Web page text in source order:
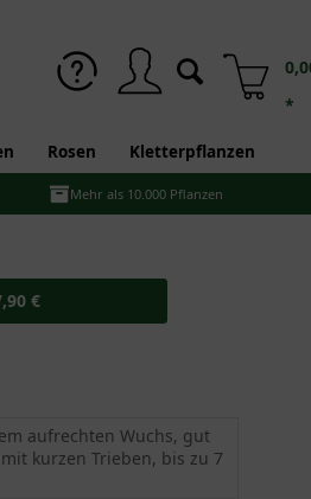
*
Rosen Kletterpflanzen
Mehr als 10.000 Pflanzen
€
aufrechten Wuchs, gut
kurzen Trieben, bis zu 7